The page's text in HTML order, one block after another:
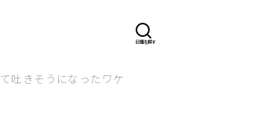
吐きそうになったワケ